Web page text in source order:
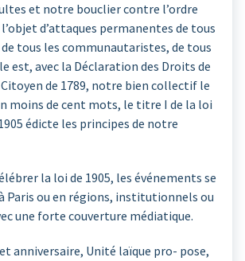
et notre bouclier contre l’ordre
d’attaques permanentes de tous
tous les communautaristes, de tous
est, avec la Déclaration des Droits de
de 1789, notre bien collectif le
moins de cent mots, le titre I de la loi
édicte les principes de notre
la loi de 1905, les événements se
ou en régions, institutionnels ou
une forte couverture médiatique.
anniversaire, Unité laïque pro- pose,